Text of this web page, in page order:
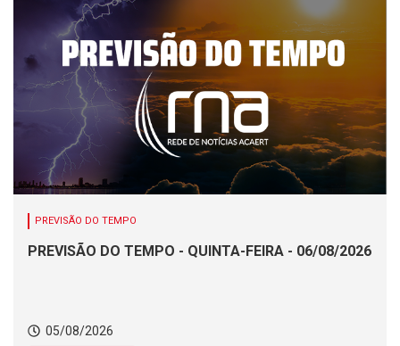
PREVISÃO DO TEMPO
PREVISÃO DO TEMPO - QUINTA-FEIRA - 06/08/2026
05/08/2026